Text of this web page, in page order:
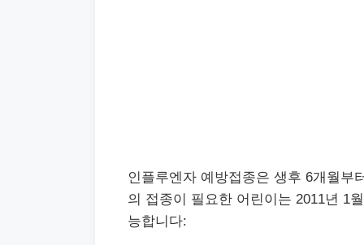
인플루엔자 예방접종은 생후 6개월부
의 접종이 필요한 어린이는 2011년 1
능합니다: